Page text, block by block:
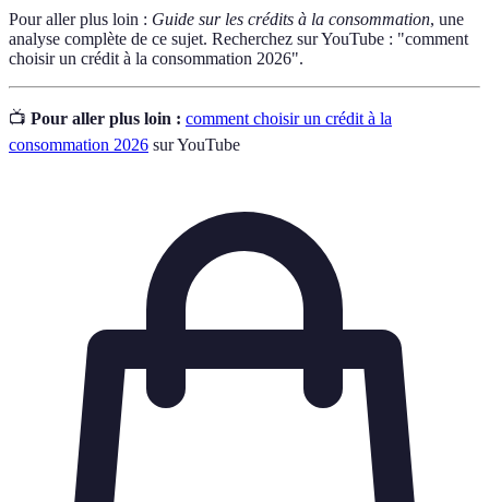
Pour aller plus loin : Guide sur les crédits à la consommation, une
analyse complète de ce sujet. Recherchez sur YouTube : "comment
choisir un crédit à la consommation 2026".
📺 Pour aller plus loin : comment choisir un crédit à la
consommation 2026 sur YouTube